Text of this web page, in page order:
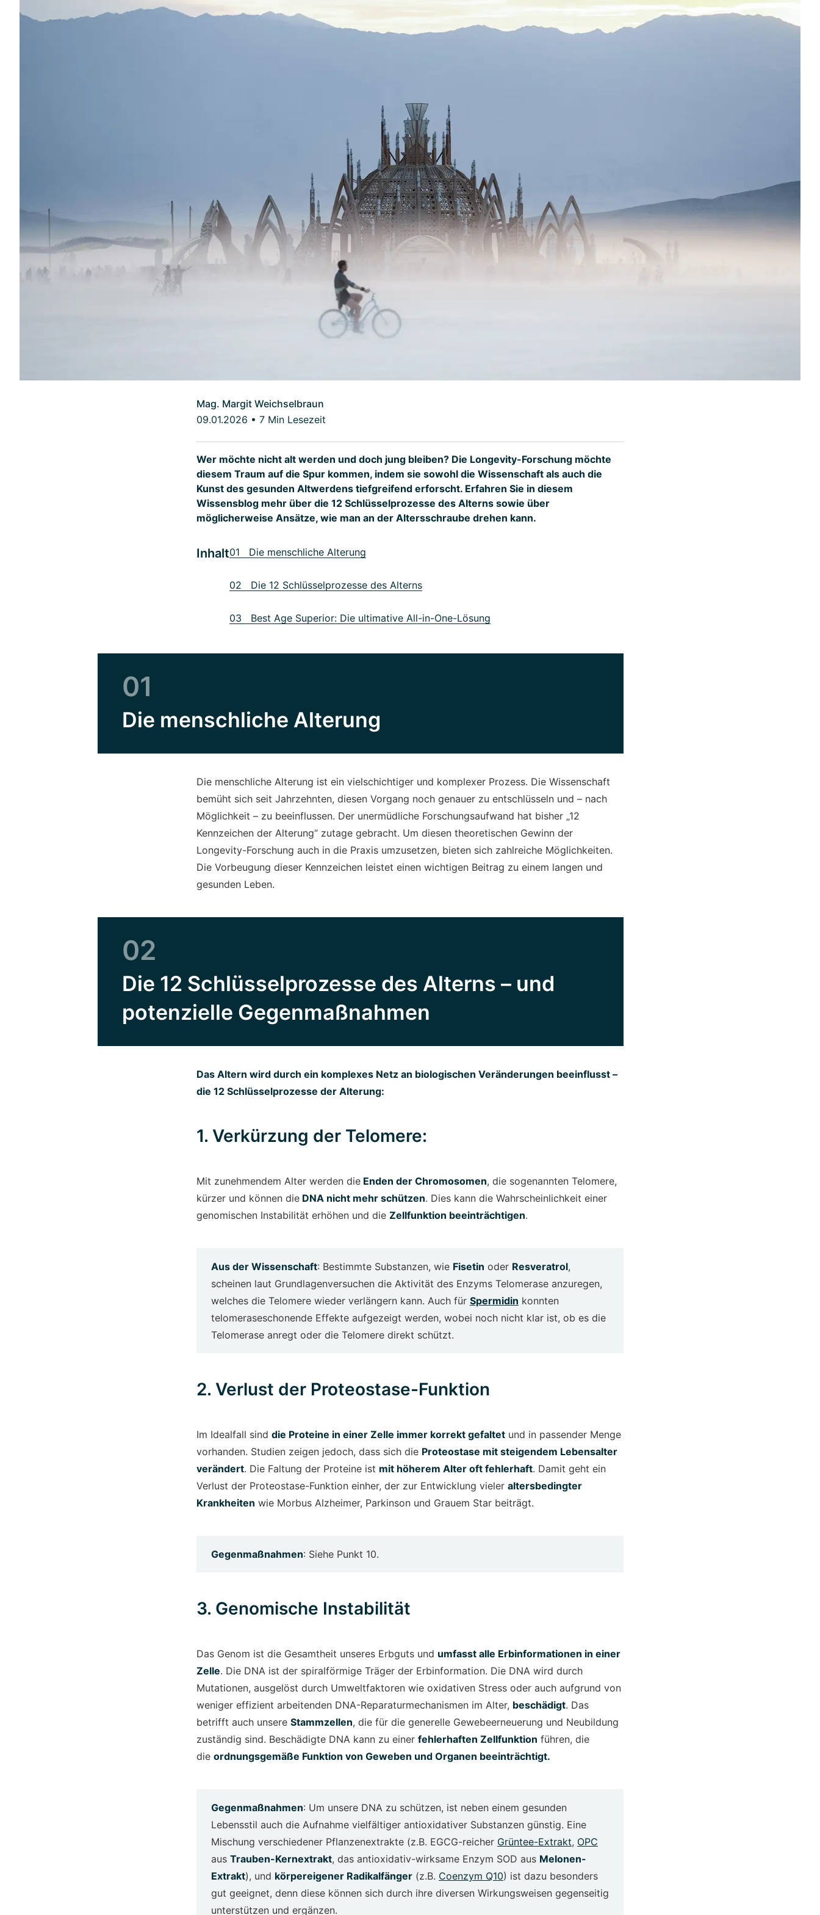
Mag. Margit Weichselbraun
09.01.2026 • 7 Min Lesezeit
Wer möchte nicht alt werden und doch jung bleiben? Die Longevity-Forschung möchte
diesem Traum auf die Spur kommen, indem sie sowohl die Wissenschaft als auch die
Kunst des gesunden Altwerdens tiefgreifend erforscht. Erfahren Sie in diesem
Wissensblog mehr über die 12 Schlüsselprozesse des Alterns sowie über
möglicherweise Ansätze, wie man an der Altersschraube drehen kann.
Inhalt01 Die menschliche Alterung
02 Die 12 Schlüsselprozesse des Alterns
03 Best Age Superior: Die ultimative All-in-One-Lösung
01
Die menschliche Alterung
Die menschliche Alterung ist ein vielschichtiger und komplexer Prozess. Die Wissenschaft
bemüht sich seit Jahrzehnten, diesen Vorgang noch genauer zu entschlüsseln und – nach
Möglichkeit – zu beeinflussen. Der unermüdliche Forschungsaufwand hat bisher „12
Kennzeichen der Alterung“ zutage gebracht. Um diesen theoretischen Gewinn der
Longevity-Forschung auch in die Praxis umzusetzen, bieten sich zahlreiche Möglichkeiten.
Die Vorbeugung dieser Kennzeichen leistet einen wichtigen Beitrag zu einem langen und
gesunden Leben.
02
Die 12 Schlüsselprozesse des Alterns – und
potenzielle Gegenmaßnahmen
Das Altern wird durch ein komplexes Netz an biologischen Veränderungen beeinflusst –
die 12 Schlüsselprozesse der Alterung:
1. Verkürzung der Telomere:
Mit zunehmendem Alter werden die Enden der Chromosomen, die sogenannten Telomere,
kürzer und können die DNA nicht mehr schützen. Dies kann die Wahrscheinlichkeit einer
genomischen Instabilität erhöhen und die Zellfunktion beeinträchtigen.
Aus der Wissenschaft: Bestimmte Substanzen, wie Fisetin oder Resveratrol,
scheinen laut Grundlagenversuchen die Aktivität des Enzyms Telomerase anzuregen,
welches die Telomere wieder verlängern kann. Auch für Spermidin konnten
telomeraseschonende Effekte aufgezeigt werden, wobei noch nicht klar ist, ob es die
Telomerase anregt oder die Telomere direkt schützt.
2. Verlust der Proteostase-Funktion
Im Idealfall sind die Proteine in einer Zelle immer korrekt gefaltet und in passender Menge
vorhanden. Studien zeigen jedoch, dass sich die Proteostase mit steigendem Lebensalter
verändert. Die Faltung der Proteine ist mit höherem Alter oft fehlerhaft. Damit geht ein
Verlust der Proteostase-Funktion einher, der zur Entwicklung vieler altersbedingter
Krankheiten wie Morbus Alzheimer, Parkinson und Grauem Star beiträgt.
Gegenmaßnahmen: Siehe Punkt 10.
3. Genomische Instabilität
Das Genom ist die Gesamtheit unseres Erbguts und umfasst alle Erbinformationen in einer
Zelle. Die DNA ist der spiralförmige Träger der Erbinformation. Die DNA wird durch
Mutationen, ausgelöst durch Umweltfaktoren wie oxidativen Stress oder auch aufgrund von
weniger effizient arbeitenden DNA-Reparaturmechanismen im Alter, beschädigt. Das
betrifft auch unsere Stammzellen, die für die generelle Gewebeerneuerung und Neubildung
zuständig sind. Beschädigte DNA kann zu einer fehlerhaften Zellfunktion führen, die
die ordnungsgemäße Funktion von Geweben und Organen beeinträchtigt.
Gegenmaßnahmen: Um unsere DNA zu schützen, ist neben einem gesunden
Lebensstil auch die Aufnahme vielfältiger antioxidativer Substanzen günstig. Eine
Mischung verschiedener Pflanzenextrakte (z.B. EGCG-reicher Grüntee-Extrakt, OPC
aus Trauben-Kernextrakt, das antioxidativ-wirksame Enzym SOD aus Melonen-
Extrakt), und körpereigener Radikalfänger (z.B. Coenzym Q10) ist dazu besonders
gut geeignet, denn diese können sich durch ihre diversen Wirkungsweisen gegenseitig
unterstützen und ergänzen.